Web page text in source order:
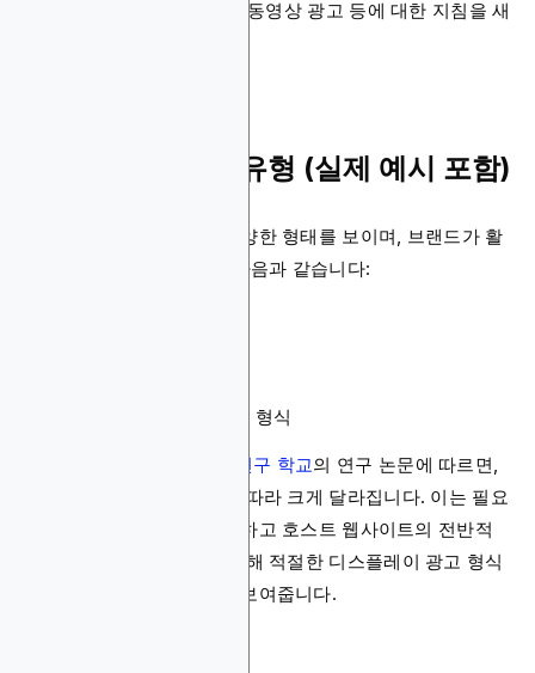
360도 동영상 광고, 모바일 동영상 광고 등에 대한 지침을 새
디스플레이 광고 유형 (실제 예시 포함)
디스플레이 광고는 매우 다양한 형태를 보이며, 브랜드가 활
용할 수 있는 주요 형식은 다음과 같습니다:
컨텍스트 및 네이티브형 형식
암스테르담 커뮤니케이션 연구 학교의 연구 논문에 따르면,
사용자 인식은 광고 형식에 따라 크게 달라집니다. 이는 필요
한 정보를 효과적으로 전달하고 호스트 웹사이트의 전반적
인 테마와 조화를 이루기 위해 적절한 디스플레이 광고 형식
선택이 얼마나 중요한지를 보여줍니다.